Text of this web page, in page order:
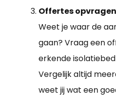
Offertes opvragen
Weet je waar de
gaan? Vraag een
erkende
Vergelijk altijd
weet jij wat een